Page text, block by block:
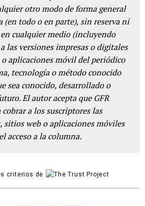
otro modo de forma general
todo o en parte), sin reserva ni
cualquier medio (incluyendo
las versiones impresas o digitales
aplicaciones móvil del periódico
tecnología o método conocido
sea conocido, desarrollado o
El autor acepta que GFR
a los suscriptores las
sitios web o aplicaciones móviles
acceso a la columna.
criterios de